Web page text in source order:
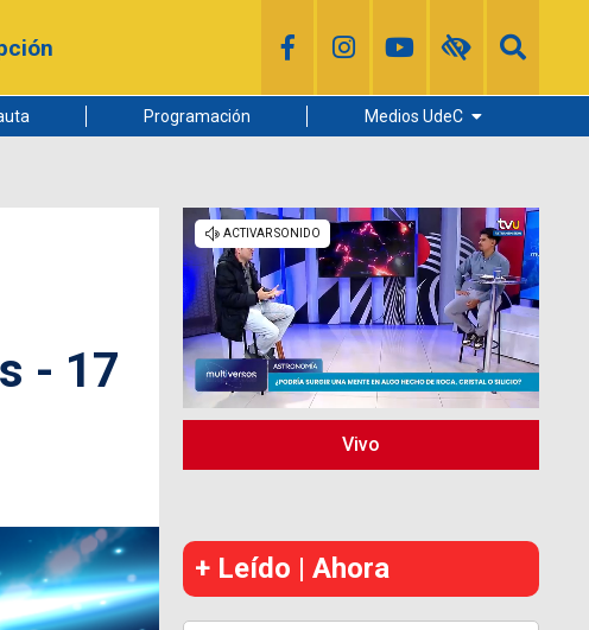
Programación Medios UdeC
Radio UdeC
Noticias UdeC
La Discusión
- 17
Vivo
+ Leído | Ahora